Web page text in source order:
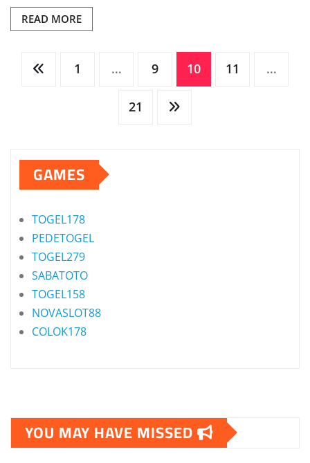
READ MORE
Posts
pagination
1 … 9 10 11 …
21
GAMES
TOGEL178
PEDETOGEL
TOGEL279
SABATOTO
TOGEL158
NOVASLOT88
COLOK178
YOU MAY HAVE MISSED